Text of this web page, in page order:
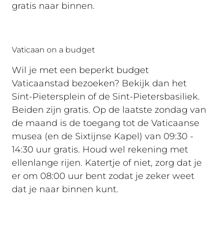
gratis naar binnen.
Vaticaan on a budget
Wil je met een beperkt budget
Vaticaanstad bezoeken? Bekijk dan het
Sint-Pietersplein of de Sint-Pietersbasiliek.
Beiden zijn gratis. Op de laatste zondag van
de maand is de toegang tot de Vaticaanse
musea (en de Sixtijnse Kapel) van 09:30 -
14:30 uur gratis. Houd wel rekening met
ellenlange rijen. Katertje of niet, zorg dat je
er om 08:00 uur bent zodat je zeker weet
dat je naar binnen kunt.